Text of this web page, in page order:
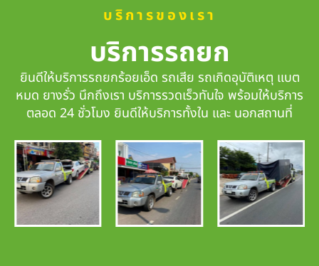
บริการของเรา
บริการรถยก
ยินดีให้บริการรถยกร้อยเอ็ด รถเสีย รถเกิดอุบัติเหตุ แบต
หมด ยางรั่ว นึกถึงเรา บริการรวดเร็วทันใจ พร้อมให้บริการ
ตลอด 24 ชั่วโมง ยินดีให้บริการทั้งใน และ นอกสถานที่